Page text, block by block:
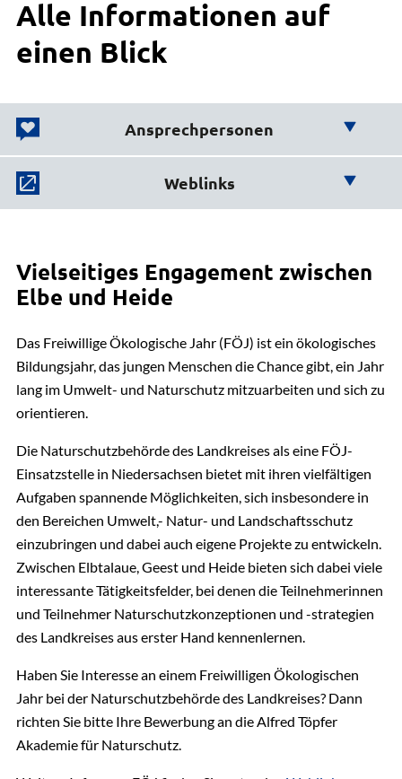
Alle Informationen auf
einen Blick
Ansprechpersonen
Wir helfen Ihnen weiter!
Untere Naturschutzbehörde Gemeinde Amt Neuhaus,
Bleckede + PV-Anlagen
E-Mail senden
Gebäude 11, Zimmer 323
Kerstin Vogt
04131 26-1578
E-Mail senden
Gebäude 1, Eingang A, Zimmer 6
Weblinks
FÖJ - was ist das?
Infos zur Bewerbung
FÖJ-Einsatzstellen in Niedersachsen
Vielseitiges Engagement zwischen
Elbe und Heide
Das Freiwillige Ökologische Jahr (FÖJ) ist ein ökologisches
Bildungsjahr, das jungen Menschen die Chance gibt, ein Jahr
lang im Umwelt- und Naturschutz mitzuarbeiten und sich zu
orientieren.
Die Naturschutzbehörde des Landkreises als eine FÖJ-
Einsatzstelle in Niedersachsen bietet mit ihren vielfältigen
Aufgaben spannende Möglichkeiten, sich insbesondere in
den Bereichen Umwelt,- Natur- und Landschaftsschutz
einzubringen und dabei auch eigene Projekte zu entwickeln.
Zwischen Elbtalaue, Geest und Heide bieten sich dabei viele
interessante Tätigkeitsfelder, bei denen die Teilnehmerinnen
und Teilnehmer Naturschutzkonzeptionen und -strategien
des Landkreises aus erster Hand kennenlernen.
Haben Sie Interesse an einem Freiwilligen Ökologischen
Jahr bei der Naturschutzbehörde des Landkreises? Dann
richten Sie bitte Ihre Bewerbung an die Alfred Töpfer
Akademie für Naturschutz.